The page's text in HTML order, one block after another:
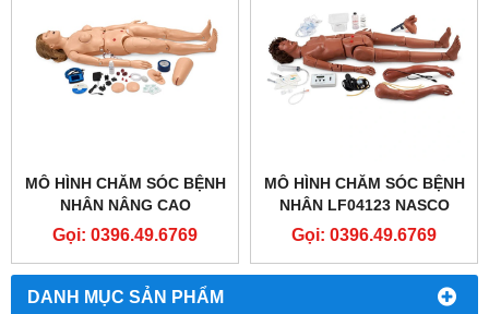
DANH MỤC SẢN PHẨM
MÔ HÌNH CHĂM SÓC BỆNH
NHÂN NÂNG CAO
SB32864L GAUMARD®
CPR ​​SUSIE ADVANCED
SIMULATOR
Gọi: 0396.49.6769
MÔ HÌNH CHĂM SÓC BỆNH
NHÂN LF04123 NASCO
HEALTHCARE - COMPLETE
KERI AUSCULTATION
Gọi: 0396.49.6769